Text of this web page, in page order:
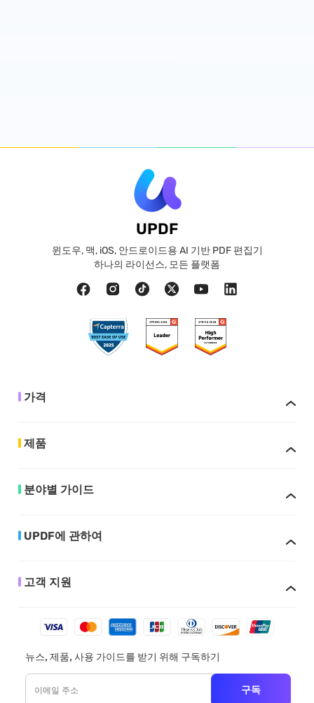
UPDF
윈도우, 맥, iOS, 안드로이드용 AI 기반 PDF 편집기
하나의 라이선스, 모든 플랫폼
가격
제품
분야별 가이드
UPDF에 관하여
고객 지원
뉴스, 제품, 사용 가이드를 받기 위해 구독하기
구독